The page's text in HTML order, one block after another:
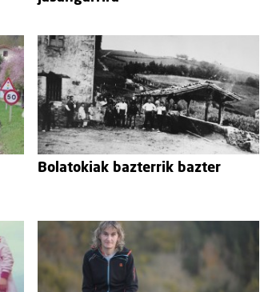
Bolatokiak bazterrik bazter